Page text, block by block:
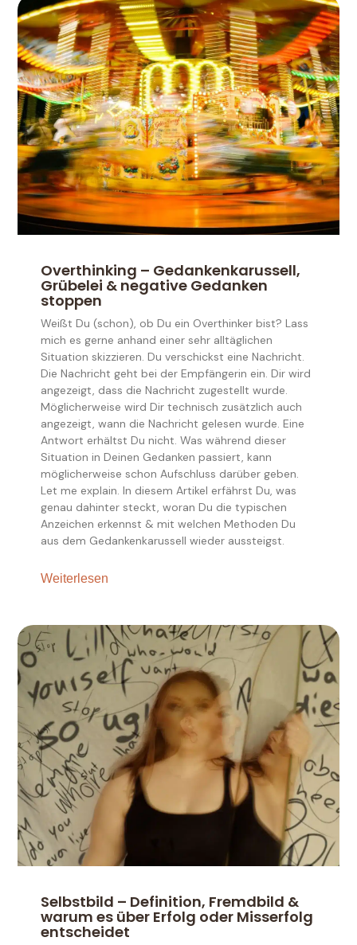
Overthinking – Gedankenkarussell,
Grübelei & negative Gedanken
stoppen
Weißt Du (schon), ob Du ein Overthinker bist? Lass
mich es gerne anhand einer sehr alltäglichen
Situation skizzieren. Du verschickst eine Nachricht.
Die Nachricht geht bei der Empfängerin ein. Dir wird
angezeigt, dass die Nachricht zugestellt wurde.
Möglicherweise wird Dir technisch zusätzlich auch
angezeigt, wann die Nachricht gelesen wurde. Eine
Antwort erhältst Du nicht. Was während dieser
Situation in Deinen Gedanken passiert, kann
möglicherweise schon Aufschluss darüber geben.
Let me explain. In diesem Artikel erfährst Du, was
genau dahinter steckt, woran Du die typischen
Anzeichen erkennst & mit welchen Methoden Du
aus dem Gedankenkarussell wieder aussteigst.
Weiterlesen
Selbstbild – Definition, Fremdbild &
warum es über Erfolg oder Misserfolg
entscheidet